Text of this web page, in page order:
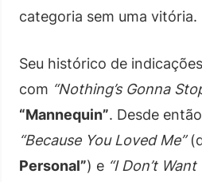
categoria sem uma vitória.
Seu histórico de
com “Nothing’s Gonna
“Mannequin”. Desde
“Because You Loved Me”
Personal”) e “I Don’t